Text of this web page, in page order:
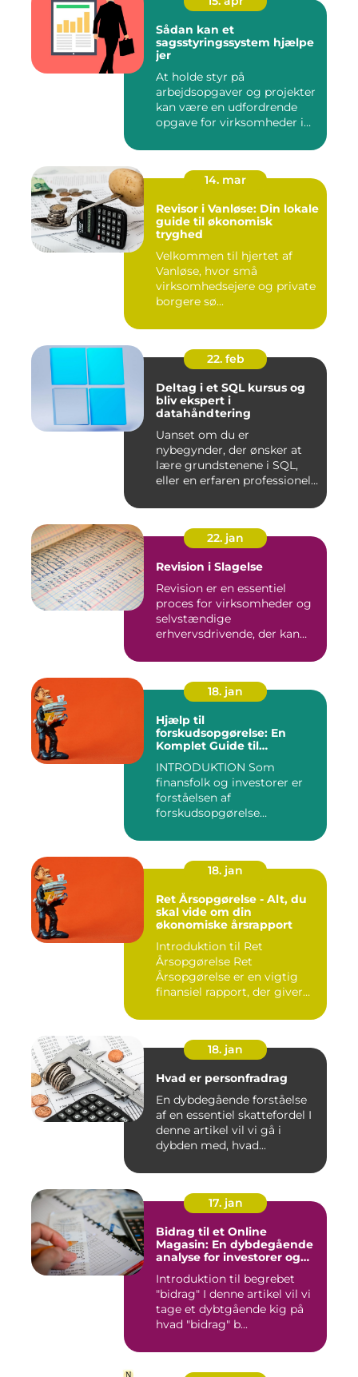
Sådan kan et
sagsstyringssystem hjælpe
jer
At holde styr på
arbejdsopgaver og projekter
kan være en udfordrende
opgave for virksomheder i
14. mar
Revisor i Vanløse: Din lokale
guide til økonomisk
tryghed
Velkommen til hjertet af
Vanløse, hvor små
virksomhedsejere og private
borgere sø...
22. feb
Deltag i et SQL kursus og
bliv ekspert i
datahåndtering
Uanset om du er
nybegynder, der ønsker at
lære grundstenene i SQL,
eller en erfaren professionel,
22. jan
Revision i Slagelse
Revision er en essentiel
proces for virksomheder og
selvstændige
erhvervsdrivende, der kan
18. jan
Hjælp til
forskudsopgørelse: En
Komplet Guide til
INTRODUKTION Som
finansfolk og investorer er
forståelsen af
forskudsopgørelse
18. jan
Ret Årsopgørelse - Alt, du
skal vide om din
økonomiske årsrapport
Introduktion til Ret
Årsopgørelse Ret
Årsopgørelse er en vigtig
finansiel rapport, der giver
18. jan
Hvad er personfradrag
En dybdegående forståelse
af en essentiel skattefordel I
denne artikel vil vi gå i
dybden med, hvad...
17. jan
Bidrag til et Online
Magasin: En dybdegående
analyse for investorer og
Introduktion til begrebet
"bidrag" I denne artikel vil vi
tage et dybtgående kig på
hvad "bidrag" b...